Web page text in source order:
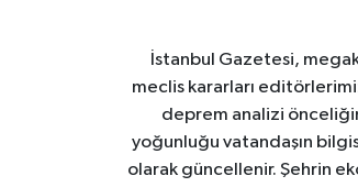
İstanbul Gazetesi,
meclis kararları
deprem analizi
yoğunluğu vatandaşın
olarak güncellenir. Şehrin